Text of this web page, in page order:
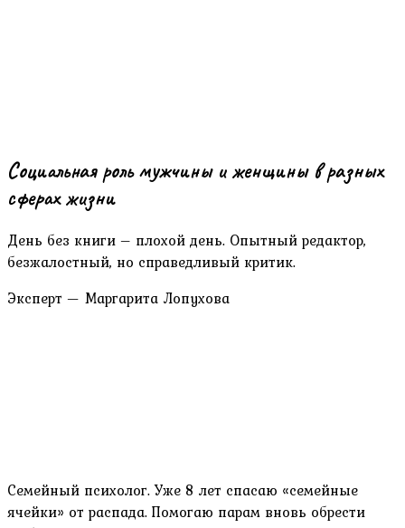
Социальная роль мужчины и женщины в разных
сферах жизни
День без книги – плохой день. Опытный редактор,
безжалостный, но справедливый критик.
Эксперт — Маргарита Лопухова
Семейный психолог. Уже 8 лет спасаю «семейные
ячейки» от распада. Помогаю парам вновь обрести